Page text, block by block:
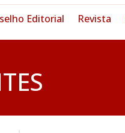
Editorial Revista